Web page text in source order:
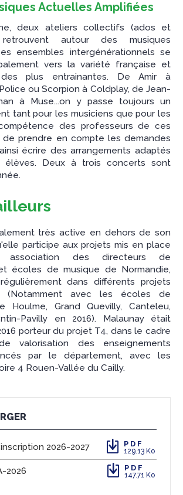
Actuelles Amplifiées
deux ateliers collectifs (ados et
autour des musiques
ensembles intergénérationnels se
vers la variété française et
des plus entrainantes. De Amir à
ou Scorpion à Coldplay, de Jean-
à Muse...on y passe toujours un
tant pour les musiciens que pour les
des professeurs de ces
prendre en compte les demandes
écrire des arrangements adaptés
élèves. Deux à trois concerts sont
très active en dehors de son
participe aux projets mis en place
association des directeurs de
écoles de musique de Normandie,
dans différents projets
(Notamment avec les écoles de
Houlme, Grand Quevilly, Canteleu,
Pavilly en 2016). Malaunay était
porteur du projet T4, dans le cadre
valorisation des enseignements
par le département, avec les
4 Rouen-Vallée du Cailly.
2026-2027 PDF
129.13 Ko
2026 PDF
147.71 Ko